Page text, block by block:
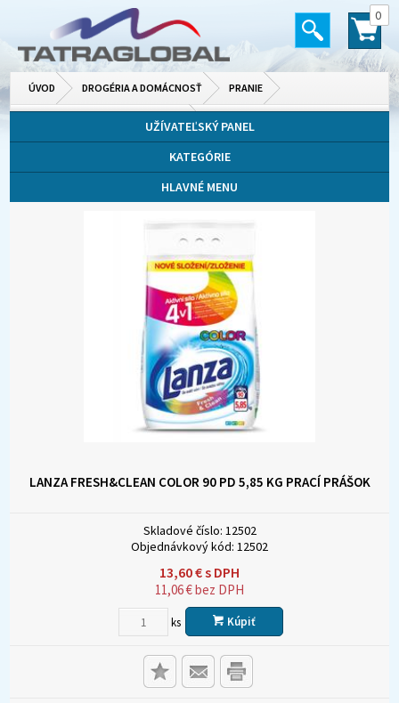
0
ÚVOD DROGÉRIA A DOMÁCNOSŤ PRANIE
PRÁŠKY, GÉLY, KAPSULE NA PRANIEUŽÍVATEĽSKÝ PANEL
KATEGÓRIE
HLAVNÉ MENU
LANZA FRESH&CLEAN COLOR 90 PD 5,85 KG PRACÍ PRÁŠOK
Skladové číslo: 12502
Objednávkový kód: 12502
13,60€s DPH
11,06€bez DPH
ks Kúpiť